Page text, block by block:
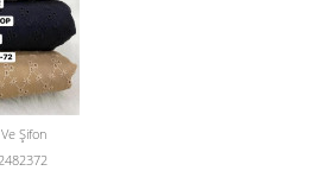
Şifon